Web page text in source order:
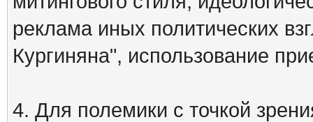
реклама иных политических
Кургиняна", использование
4. Для полемики с точкой